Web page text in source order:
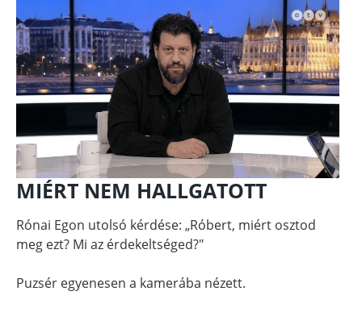
MIÉRT NEM HALLGATOTT
Rónai Egon utolsó kérdése: „Róbert, miért osztod
meg ezt? Mi az érdekeltséged?"
Puzsér egyenesen a kamerába nézett.